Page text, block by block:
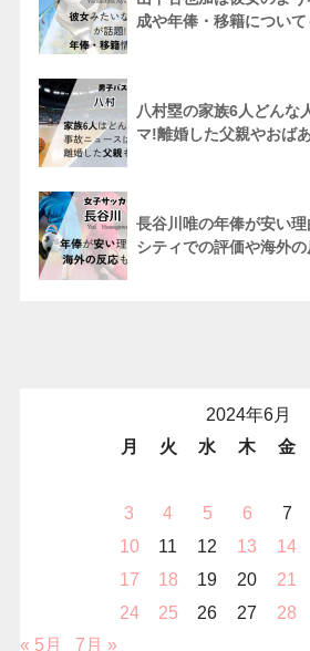
成や年俸・移籍について
八村塁の家族6人どんな
マ!離婚した父親やおば
長谷川唯の年俸が安い
シティでの評価や海外
2024年6月
月
火 水 木 金
3
4 5 6 7
10
11 12 13 14
17
18 19 20 21
24
25 26 27 28
« 5月
7月 »